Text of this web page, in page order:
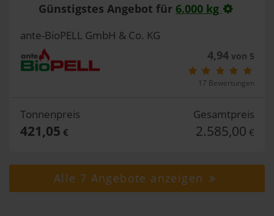
Günstigstes Angebot für 6.000 kg
ante-BioPELL GmbH & Co. KG
4,94von 5
17 Bewertungen
Tonnenpreis
421,05 €
Gesamtpreis
2.585,00 €
Alle 7 Angebote anzeigen